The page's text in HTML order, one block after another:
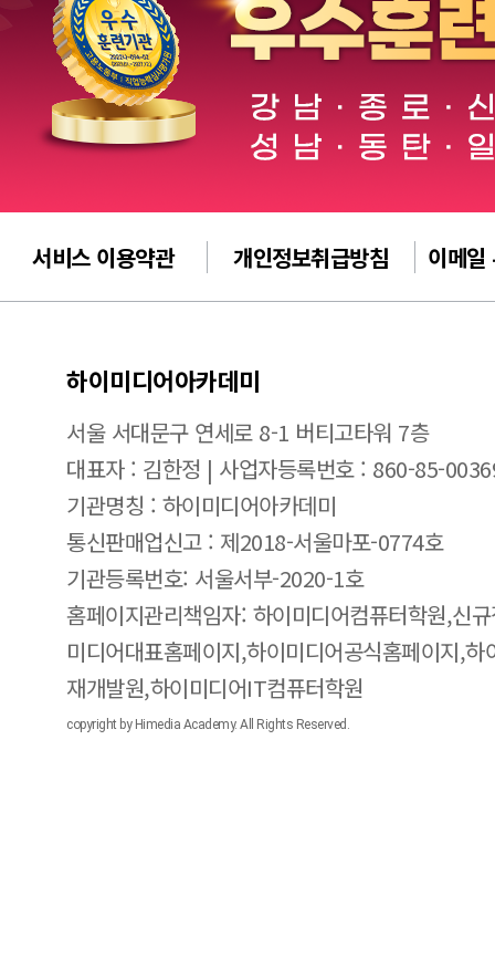
서비스 이용약관 개인정보취급방침 이메일
하이미디어아카데미
서울 서대문구 연세로 8-1 버티고타워 7층
대표자 : 김한정 | 사업자등록번호 : 860-85-
기관명칭 : 하이미디어아카데미
통신판매업신고 : 제2018-서울마포-0774호
기관등록번호: 서울서부-2020-1호
홈페이지관리책임자: 하이미디어컴퓨터학원,신
미디어대표홈페이지,하이미디어공식홈페이지,
재개발원,하이미디어IT컴퓨터학원
copyright by Himedia Academy. All Rights Reserved.